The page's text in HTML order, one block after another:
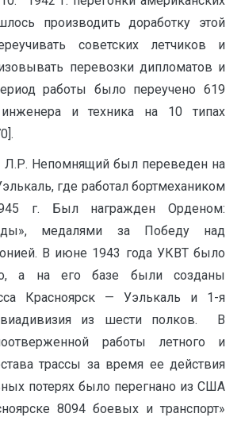
производить доработку этой
советских летчиков и
перевозки дипломатов и
работы было переучено 619
и техника на 10 типах
Л.Р. Непомнящий был переведен на
где работал бортмехаником
г. Был награжден Орденом:
медалями за Победу над
В июне 1943 года УКВТ было
а на его базе были со­зданы
Красноярск — Уэлькаль и 1-я
из шести полков. В
работы летного и
трассы за время ее действия
потерях было перегнано из США
8094 боевых и транспорт»